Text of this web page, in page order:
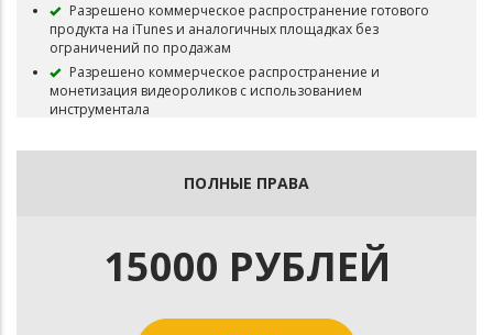
Разрешено коммерческое распространение готового
продукта на iTunes и аналогичных площадках без
ограничений по продажам
Разрешено коммерческое распространение и
монетизация видеороликов с использованием
инструментала
названии трека или в записи публикации
ПОЛНЫЕ ПРАВА
15000 РУБЛЕЙ